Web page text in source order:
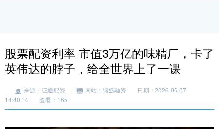
股票配资利率 市值3万亿的味精厂，卡了
英伟达的脖子，给全世界上了一课
来源：证通配资 网站：镕盛融资
日期：2026-05-07
14:40:14
查看：165